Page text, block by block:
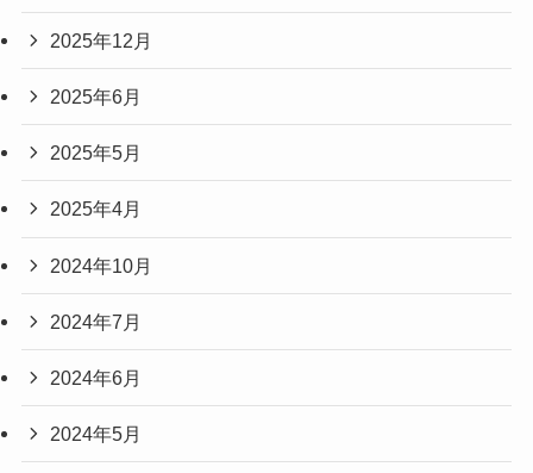
2025年12月
2025年6月
2025年5月
2025年4月
2024年10月
2024年7月
2024年6月
2024年5月